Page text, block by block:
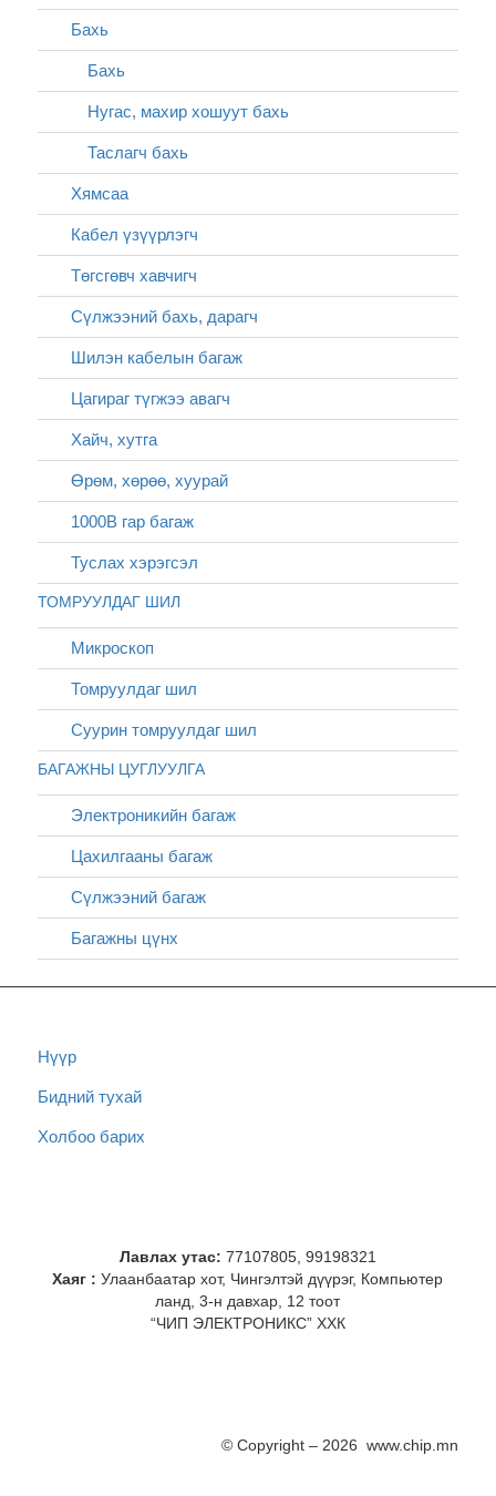
Бахь
Бахь
Нугас, махир хошуут бахь
Таслагч бахь
Хямсаа
Кабел үзүүрлэгч
Төгсгөвч хавчигч
Сүлжээний бахь, дарагч
Шилэн кабелын багаж
Цагираг түгжээ авагч
Хайч, хутга
Өрөм, хөрөө, хуурай
1000В гар багаж
Туслах хэрэгсэл
ТОМРУУЛДАГ ШИЛ
Микроскоп
Томруулдаг шил
Суурин томруулдаг шил
БАГАЖНЫ ЦУГЛУУЛГА
Электроникийн багаж
Цахилгааны багаж
Сүлжээний багаж
Багажны цүнх
Нүүр
Бидний тухай
Холбоо барих
Лавлах утас: 77107805, 99198321
Хаяг : Улаанбаатар хот, Чингэлтэй дүүрэг, Компьютер
ланд, 3-н давхар, 12 тоот
“ЧИП ЭЛЕКТРОНИКС” ХХК
© Copyright – 2026 www.chip.mn